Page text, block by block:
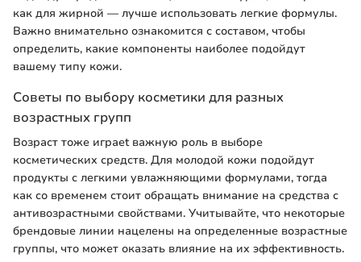
как для жирной — лучше использовать легкие формулы.
Важно внимательно ознакомится с составом, чтобы
определить, какие компоненты наиболее подойдут
вашему типу кожи.
Советы по выбору косметики для разных
возрастных групп
Возраст тоже играеt важную роль в выборе
косметических средств. Для молодой кожи подойдут
продукты с легкими увлажняющими формулами, тогда
как со временем стоит обращать внимание на средства с
антивозрастными свойствами. Учитывайте, что некоторые
брендовые линии нацелены на определенные возрастные
группы, что может оказать влияние на их эффективность.